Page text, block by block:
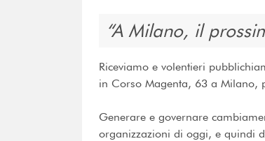
A Milano, il
Riceviamo e volentieri
in Corso Magenta, 63 a Milano,
Generare e governare
organizzazioni di oggi, e quindi